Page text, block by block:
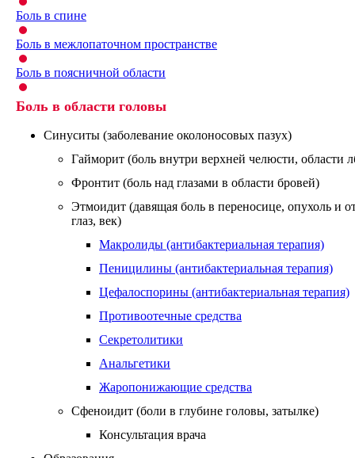
Боль в спине
Боль в межлопаточном пространстве
Боль в поясничной области
Боль в области головы
Синуситы (заболевание околоносовых пазух)
Гайморит (боль внутри верхней челюсти, области
Фронтит (боль над глазами в области бровей)
Этмоидит (давящая боль в переносице, опухоль и
глаз, век)
Макролиды (антибактериальная терапия)
Пеницилины (антибактериальная терапия)
Цефалоспорины (антибактериальная терапия)
Противоотечные средства
Секретолитики
Анальгетики
Жаропонижающие средства
Сфеноидит (боли в глубине головы, затылке)
Консультация врача